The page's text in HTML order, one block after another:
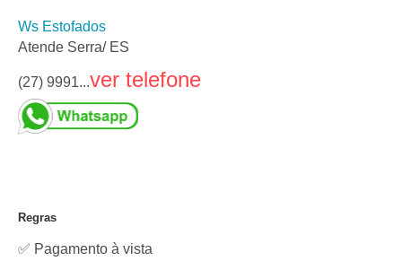
Ws Estofados
Atende Serra/ ES
(27) 9991...ver telefone
Regras
✅ Pagamento à vista